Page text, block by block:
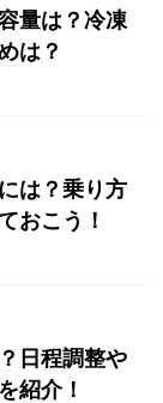
量は？冷凍
は？
は？乗り方
おこう！
日程調整や
紹介！